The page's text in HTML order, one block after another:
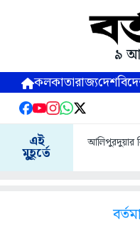
৯
কলকাতারাজ্যদেশ
এই
মুহূর্তে
আলিপুরদুয়ার